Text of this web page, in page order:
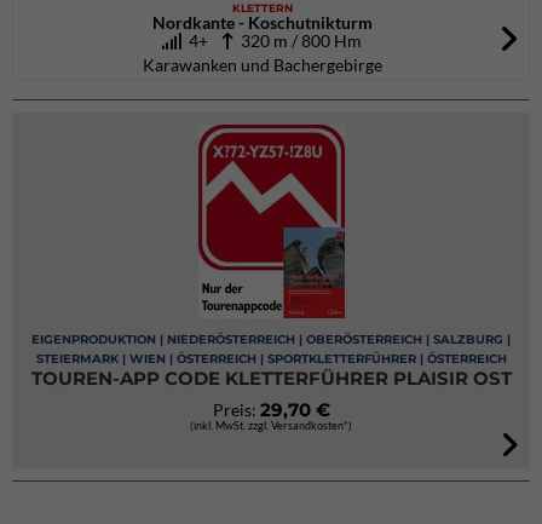
KLETTERN
Nordkante - Koschutnikturm
4+
320 m / 800 Hm
Karawanken und Bachergebirge
EIGENPRODUKTION | NIEDERÖSTERREICH | OBERÖSTERREICH | SALZBURG |
STEIERMARK | WIEN | ÖSTERREICH | SPORTKLETTERFÜHRER | ÖSTERREICH
TOUREN-APP CODE KLETTERFÜHRER PLAISIR OST
Preis: 29,70 €
(inkl. MwSt. zzgl. Versandkosten*)